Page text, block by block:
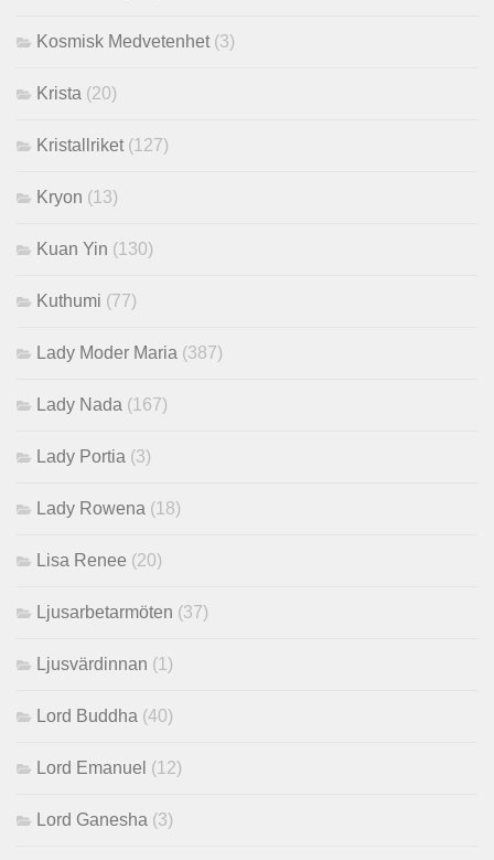
Kosmisk Medvetenhet (3)
Krista (20)
Kristallriket (127)
Kryon (13)
Kuan Yin (130)
Kuthumi (77)
Lady Moder Maria (387)
Lady Nada (167)
Lady Portia (3)
Lady Rowena (18)
Lisa Renee (20)
Ljusarbetarmöten (37)
Ljusvärdinnan (1)
Lord Buddha (40)
Lord Emanuel (12)
Lord Ganesha (3)